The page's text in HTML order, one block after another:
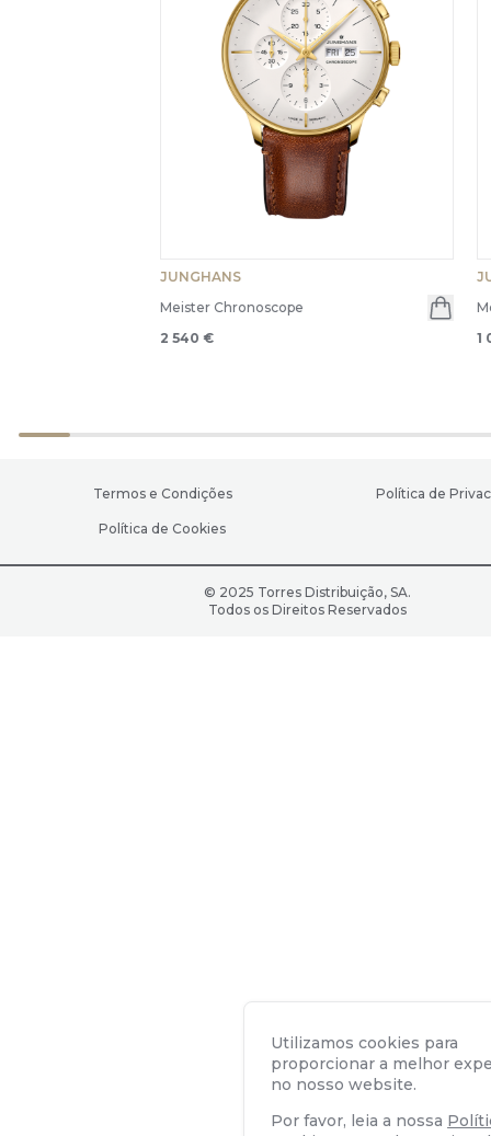
JUNGHANS
Meister Chronoscope
2 540 €
1
Termos e Condições Política de
Política de Cookies
© 2025 Torres Distribuição, SA.
Todos os Direitos Reservados
Utilizamos cookies para
proporcionar a melhor
no nosso website.
Por favor, leia a nossa